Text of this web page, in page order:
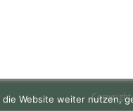
Copyright
Website weiter nutzen,